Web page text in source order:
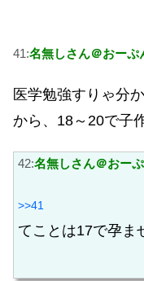
41:名無しさん＠おーぷ
医学勉強すりゃ分
から、18～20で子
42:名無しさん＠おー
>>41
てことは17で孕ま